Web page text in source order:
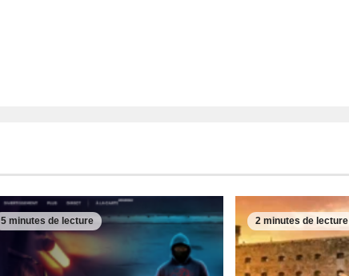
5 minutes de lecture 2 minutes de lecture